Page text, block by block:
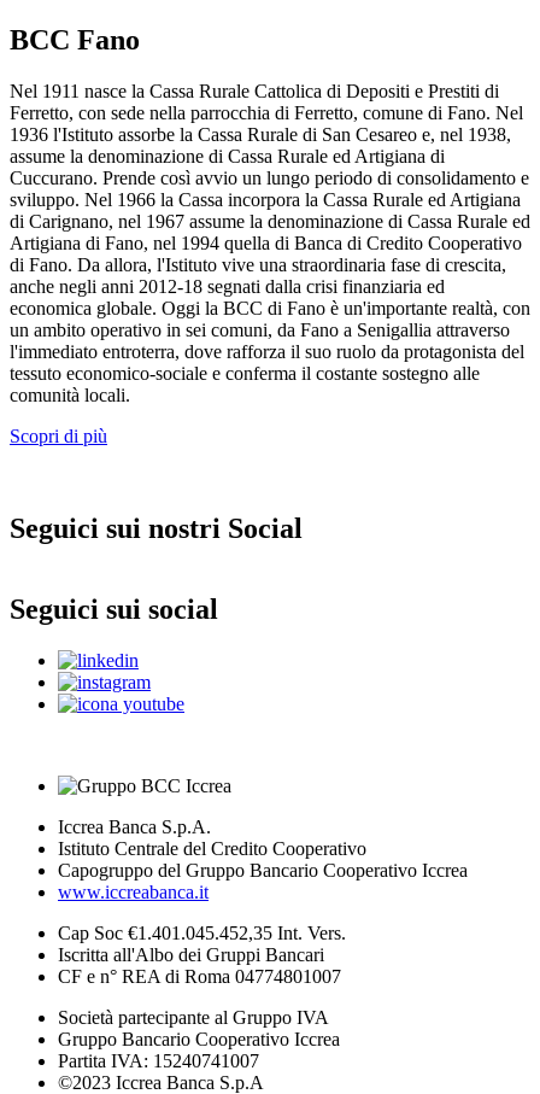
BCC Fano
Nel 1911 nasce la Cassa Rurale Cattolica di Depositi e Prestiti di
Ferretto, con sede nella parrocchia di Ferretto, comune di Fano. Nel
1936 l'Istituto assorbe la Cassa Rurale di San Cesareo e, nel 1938,
assume la denominazione di Cassa Rurale ed Artigiana di
Cuccurano. Prende così avvio un lungo periodo di consolidamento e
sviluppo. Nel 1966 la Cassa incorpora la Cassa Rurale ed Artigiana
di Carignano, nel 1967 assume la denominazione di Cassa Rurale ed
Artigiana di Fano, nel 1994 quella di Banca di Credito Cooperativo
di Fano. Da allora, l'Istituto vive una straordinaria fase di crescita,
anche negli anni 2012-18 segnati dalla crisi finanziaria ed
economica globale. Oggi la BCC di Fano è un'importante realtà, con
un ambito operativo in sei comuni, da Fano a Senigallia attraverso
l'immediato entroterra, dove rafforza il suo ruolo da protagonista del
tessuto economico-sociale e conferma il costante sostegno alle
comunità locali.
Scopri di più
Seguici sui nostri Social
Seguici sui social
Iccrea Banca S.p.A.
Istituto Centrale del Credito Cooperativo
Capogruppo del Gruppo Bancario Cooperativo Iccrea
www.iccreabanca.it
Cap Soc €1.401.045.452,35 Int. Vers.
Iscritta all'Albo dei Gruppi Bancari
CF e n° REA di Roma 04774801007
Società partecipante al Gruppo IVA
Gruppo Bancario Cooperativo Iccrea
Partita IVA: 15240741007
©2023 Iccrea Banca S.p.A